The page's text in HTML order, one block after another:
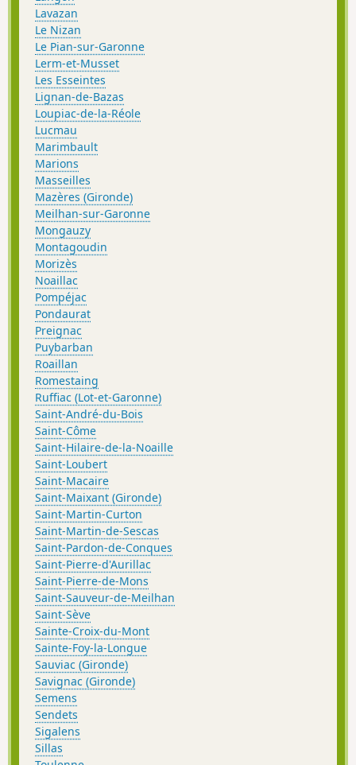
Lavazan
Le Nizan
Le Pian-sur-Garonne
Lerm-et-Musset
Les Esseintes
Lignan-de-Bazas
Loupiac-de-la-Réole
Lucmau
Marimbault
Marions
Masseilles
Mazères (Gironde)
Meilhan-sur-Garonne
Mongauzy
Montagoudin
Morizès
Noaillac
Pompéjac
Pondaurat
Preignac
Puybarban
Roaillan
Romestaing
Ruffiac (Lot-et-Garonne)
Saint-André-du-Bois
Saint-Côme
Saint-Hilaire-de-la-Noaille
Saint-Loubert
Saint-Macaire
Saint-Maixant (Gironde)
Saint-Martin-Curton
Saint-Martin-de-Sescas
Saint-Pardon-de-Conques
Saint-Pierre-d'Aurillac
Saint-Pierre-de-Mons
Saint-Sauveur-de-Meilhan
Saint-Sève
Sainte-Croix-du-Mont
Sainte-Foy-la-Longue
Sauviac (Gironde)
Savignac (Gironde)
Semens
Sendets
Sigalens
Sillas